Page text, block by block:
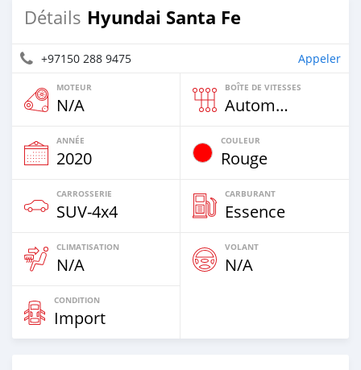
Détails Hyundai Santa Fe
+97150 288 9475 Appeler
MOTEUR
N/A
BOÎTE DE VITESSES
Automatique
ANNÉE
2020
COULEUR
Rouge
CARROSSERIE
SUV‒4x4
CARBURANT
Essence
CLIMATISATION
N/A
VOLANT
N/A
CONDITION
Import